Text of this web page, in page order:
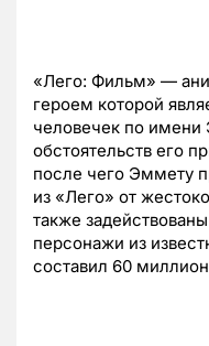
«Лего: Фильм» —
героем которой
человечек по
обстоятельств его
после чего Эммету
из «Лего» от
также
персонажи из
составил 60